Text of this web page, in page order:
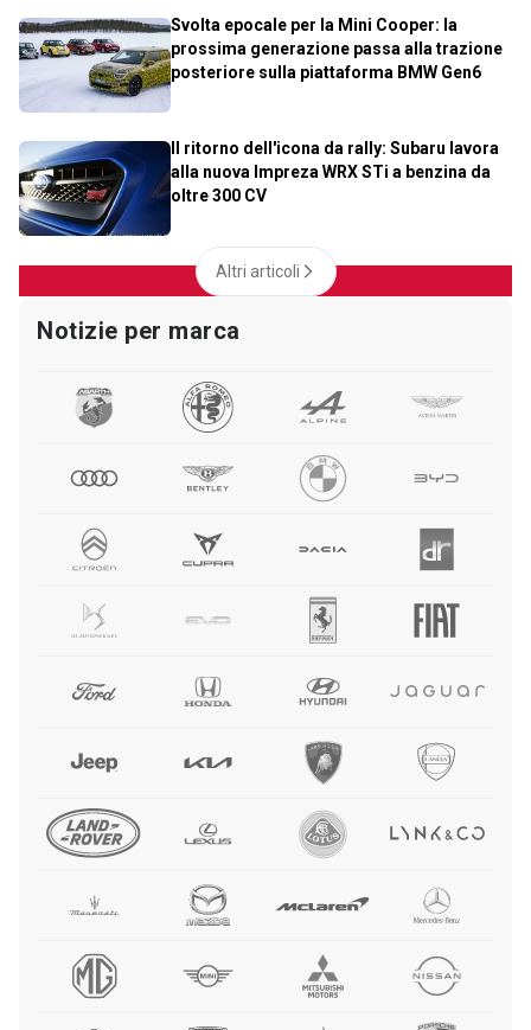
Svolta epocale per la Mini Cooper: la
prossima generazione passa alla trazione
posteriore sulla piattaforma BMW Gen6
Il ritorno dell'icona da rally: Subaru lavora
alla nuova Impreza WRX STi a benzina da
oltre 300 CV
Altri articoli
Notizie per marca